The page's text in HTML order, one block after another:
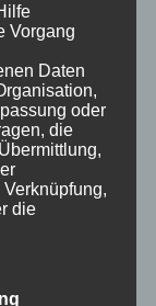
Vorgang
Daten
oder
die
die